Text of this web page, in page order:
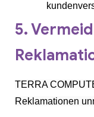
5.
TERRA
Reklamationen